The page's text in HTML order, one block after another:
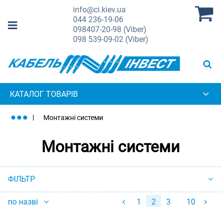
info@ci.kiev.ua
044236-19-06
098407-20-98 (Viber)
098 539-09-02 (Viber)
КАТАЛОГ ТОВАРІВ
Монтажні системи
Монтажні системи
ФІЛЬТР
по назві 1 2 3 10